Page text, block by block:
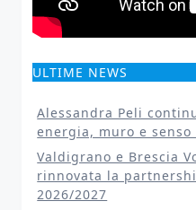
ULTIME NEWS
Alessandra Peli
energia, muro e senso
Valdigrano e Brescia
rinnovata la
2026/2027